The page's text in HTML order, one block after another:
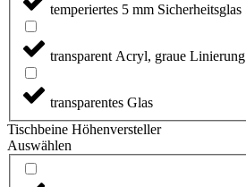
temperiertes 5 mm Sicherheitsglas
transparent Acryl, graue Linierung
transparentes Glas
Tischbeine Höhenversteller
Auswählen